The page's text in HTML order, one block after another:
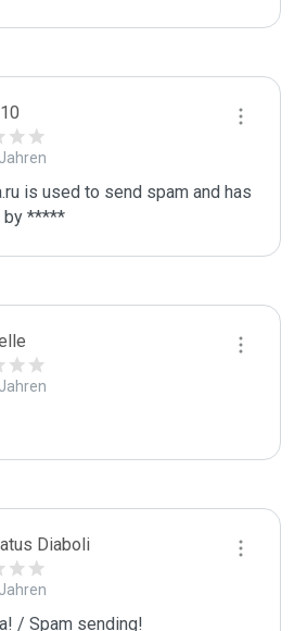
is used to send spam and has
by *****
Diaboli
/ Spam sending!